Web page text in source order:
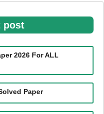
post
2026 For ALL
Paper